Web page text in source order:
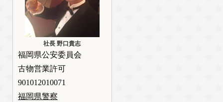
社長 野口貴志
福岡県公安委員会
古物営業許可
901012010071
福岡県警察